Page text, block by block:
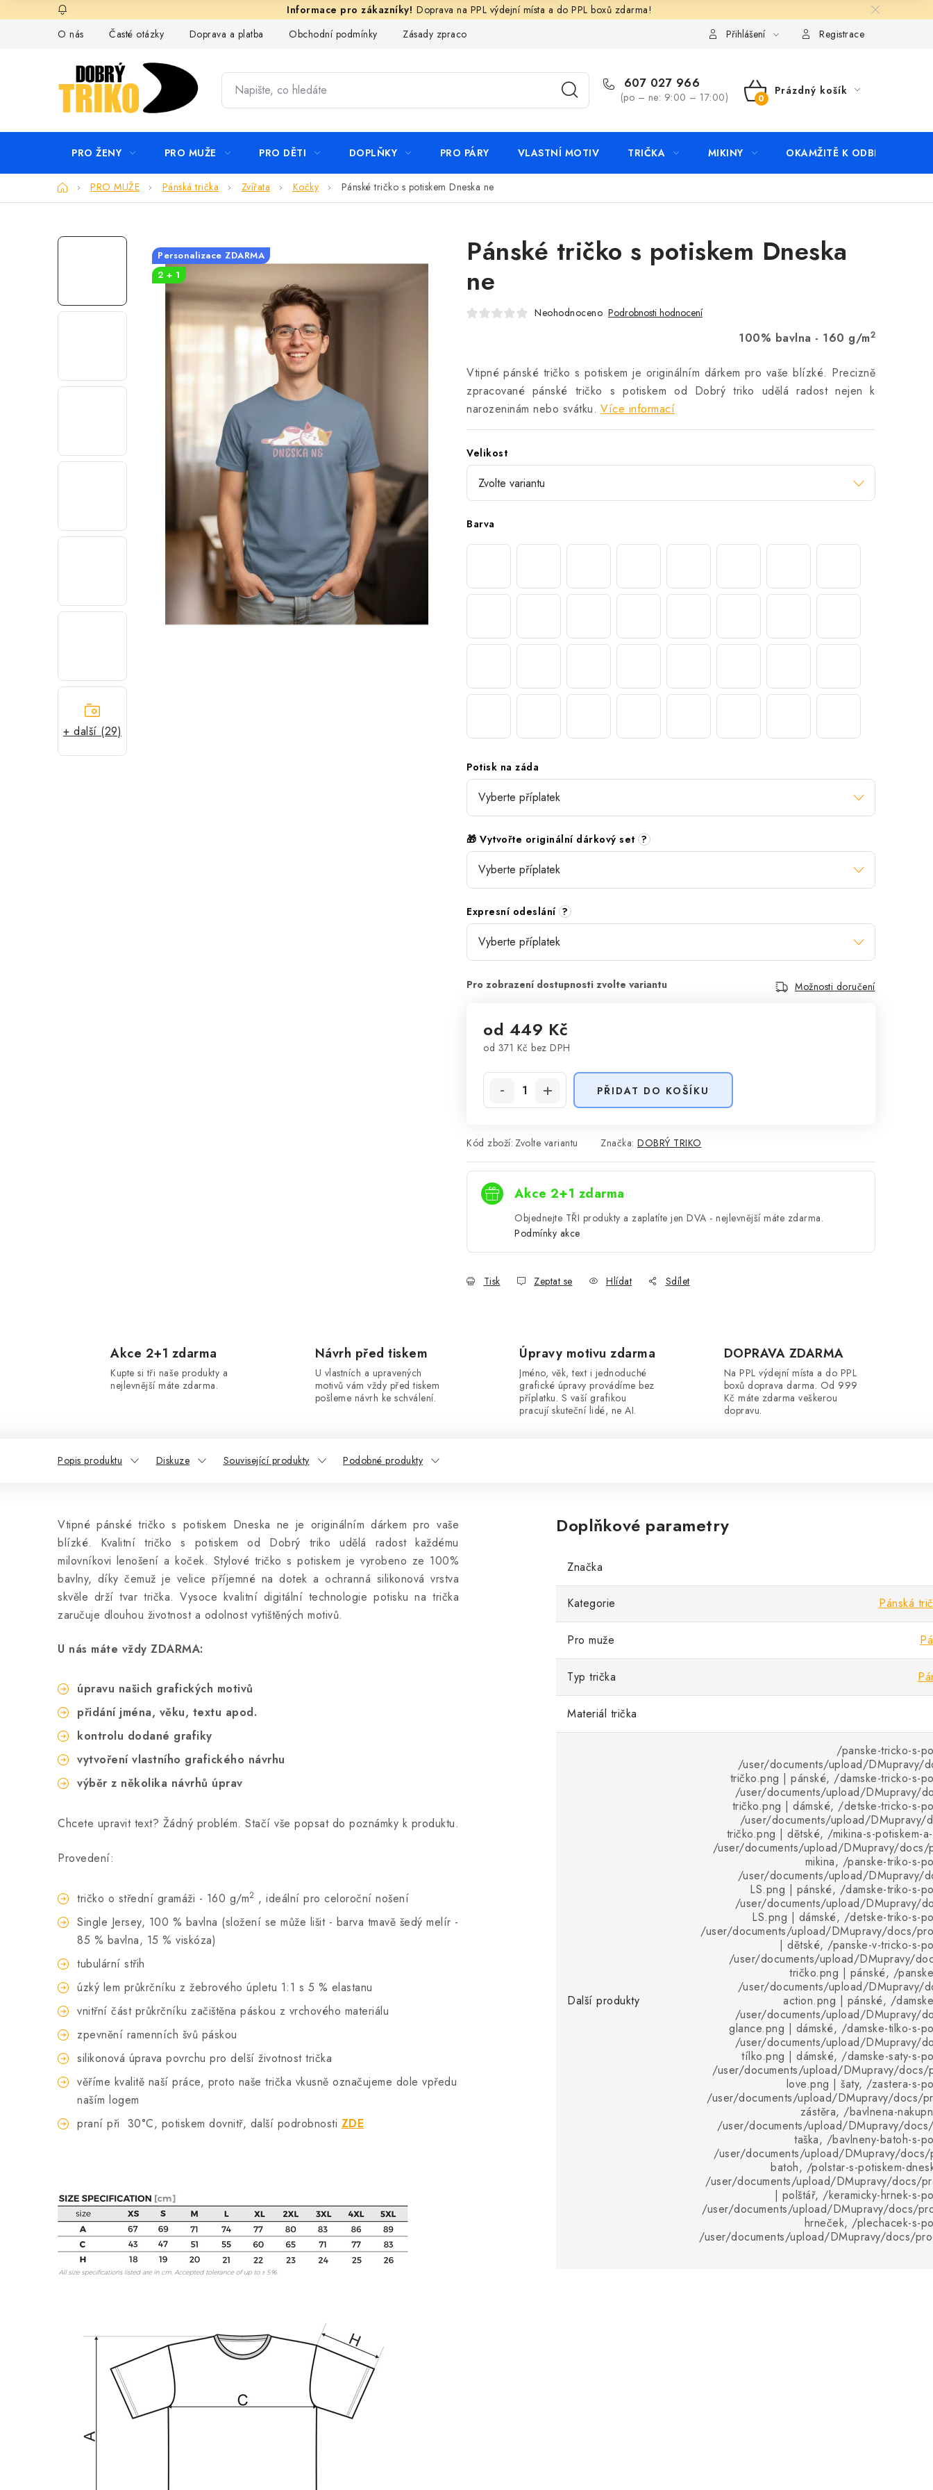
na
Doprava na PPL výdejní místa a do PPL boxů zdarma!
O nás
Časté otázky Doprava a platba Obchodní podmínky Zásady zpracování ochrany osobních údajů KontaktyPřihlášení Registrace
607 027 966
(po – ne: 9:00 – 17:00)
NÁKUPNÍ
Prázdný košík
PRO ŽENY PRO MUŽE PRO DĚTI DOPLŇKY PRO PÁRY VLASTNÍ MOTIV TRIČKA MIKINY OKAMŽITĚ K ODBĚRU
DomůPRO MUŽE Pánská trička Zvířata Kočky Pánské tričko s potiskem Dneska ne
+ další (29)
Pánské tričko s potiskem Dneska
ne
Neohodnoceno Podrobnosti hodnocení
100% bavlna - 160 g/m2
Vtipné pánské tričko s potiskem je originálním dárkem pro vaše blízké. Precizně
zpracované pánské tričko s potiskem od Dobrý triko udělá radost nejen k
narozeninám nebo svátku. Více informací
Velikost
Barva
Potisk na záda
🎁 Vytvořte originální dárkový set ?
Expresní odeslání ?
Možnosti doručení
od 449 Kč
od 371 Kč bez DPH
PŘIDAT DO KOŠÍKU
Kód zboží: Zvolte variantu Značka: DOBRÝ TRIKO
Akce 2+1 zdarma
Objednejte TŘI produkty a zaplatíte jen DVA - nejlevnější máte zdarma.
Podmínky akce
Tisk Zeptat se Hlídat Sdílet
Personalizace ZDARMA
2 + 1
Akce 2+1 zdarma
Kupte si tři naše produkty a
nejlevnější máte zdarma.
Návrh před tiskem
U vlastních a upravených
motivů vám vždy před tiskem
pošleme návrh ke schválení.
Úpravy motivu zdarma
Jméno, věk, text i jednoduché
grafické úpravy provádíme bez
příplatku. S vaší grafikou
pracují skuteční lidé, ne AI.
DOPRAVA ZDARMA
Na PPL výdejní místa a do PPL
boxů doprava darma. Od 999
Kč máte zdarma veškerou
dopravu.
Popis produktu Diskuze Související produkty Podobné produkty
Vtipné pánské tričko s potiskem Dneska ne je originálním dárkem pro vaše
blízké. Kvalitní tričko s potiskem od Dobrý triko udělá radost každému
milovníkovi lenošení a koček. Stylové tričko s potiskem je vyrobeno ze 100%
bavlny, díky čemuž je velice příjemné na dotek a ochranná silikonová vrstva
skvěle drží tvar trička. Vysoce kvalitní digitální technologie potisku na trička
zaručuje dlouhou životnost a odolnost vytištěných motivů.
U nás máte vždy ZDARMA:
úpravu našich grafických motivů
přidání jména, věku, textu apod.
kontrolu dodané grafiky
vytvoření vlastního grafického návrhu
výběr z několika návrhů úprav
Chcete upravit text? Žádný problém. Stačí vše popsat do poznámky k produktu.
Provedení:
tričko o střední gramáži - 160 g/m2 , ideální pro celoroční nošení
Single Jersey, 100 % bavlna (složení se může lišit - barva tmavě šedý melír -
85 % bavlna, 15 % viskóza)
tubulární střih
úzký lem průkrčníku z žebrového úpletu 1:1 s 5 % elastanu
vnitřní část průkrčníku začištěna páskou z vrchového materiálu
zpevnění ramenních švů páskou
silikonová úprava povrchu pro delší životnost trička
věříme kvalitě naší práce, proto naše trička vkusně označujeme dole vpředu
naším logem
praní při 30°C, potiskem dovnitř, další podrobnosti ZDE
Doplňkové parametry
Značka
Kategorie Pánská
Pro muže
Typ trička
Materiál trička
Další produkty
/panske-tricko-s-
/user/documents/upload/DMupravy/
tričko.png | pánské, /damske-tricko-s-
/user/documents/upload/DMupravy/
tričko.png | dámské, /detske-tricko-s-
/user/documents/upload/DMupravy/
tričko.png | dětské, /mikina-s-potiskem-
/user/documents/upload/DMupravy/docs/
mikina, /panske-triko-s-
/user/documents/upload/DMupravy/
LS.png | pánské, /damske-triko-s-
/user/documents/upload/DMupravy/
LS.png | dámské, /detske-triko-s-
/user/documents/upload/DMupravy/docs/
| dětské, /panske-v-tricko-s-
/user/documents/upload/DMupravy/
tričko.png | pánské, /
/user/documents/upload/DMupravy/
action.png | pánské, /
/user/documents/upload/DMupravy/
glance.png | dámské, /damske-tilko-s-
/user/documents/upload/DMupravy/
tílko.png | dámské, /damske-saty-s-
/user/documents/upload/DMupravy/docs/
love.png | šaty, /zastera-s-
/user/documents/upload/DMupravy/docs/
zástěra, /bavlnena-
/user/documents/upload/DMupravy/
taška, /bavlneny-batoh-s-
/user/documents/upload/DMupravy/
batoh, /polstar-s-potiskem-
/user/documents/upload/DMupravy/docs/
| polštář, /keramicky-hrnek-s-
/user/documents/upload/DMupravy/docs/
hrneček, /plechacek-s-
/user/documents/upload/DMupravy/docs/